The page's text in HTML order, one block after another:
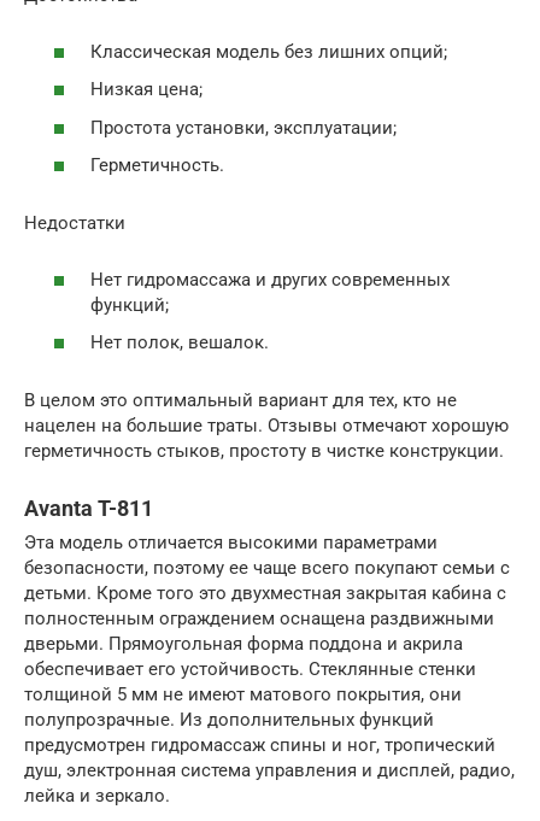
Классическая модель без лишних опций;
Низкая цена;
Простота установки, эксплуатации;
Герметичность.
Недостатки
Нет гидромассажа и других современных
функций;
Нет полок, вешалок.
В целом это оптимальный вариант для тех, кто не
нацелен на большие траты. Отзывы отмечают хорошую
герметичность стыков, простоту в чистке конструкции.
Avanta T-811
Эта модель отличается высокими параметрами
безопасности, поэтому ее чаще всего покупают семьи с
детьми. Кроме того это двухместная закрытая кабина с
полностенным ограждением оснащена раздвижными
дверьми. Прямоугольная форма поддона и акрила
обеспечивает его устойчивость. Стеклянные стенки
толщиной 5 мм не имеют матового покрытия, они
полупрозрачные. Из дополнительных функций
предусмотрен гидромассаж спины и ног, тропический
душ, электронная система управления и дисплей, радио,
лейка и зеркало.